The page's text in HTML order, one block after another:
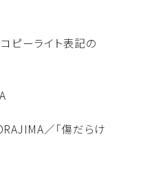
ピーライト表記の
／「傷だらけ